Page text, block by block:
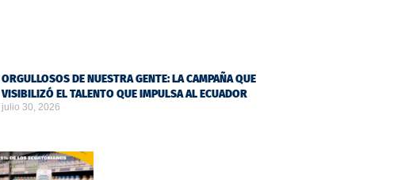
ORGULLOSOS DE NUESTRA GENTE: LA CAMPAÑA QUE
VISIBILIZÓ EL TALENTO QUE IMPULSA AL ECUADOR
julio 30, 2026